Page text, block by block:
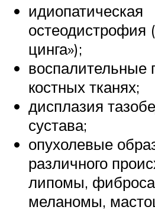
идиопатическая
остеодистрофия
цинга»);
воспалительные
костных тканях;
дисплазия
сустава;
опухолевые
различного
липомы,
меланомы,